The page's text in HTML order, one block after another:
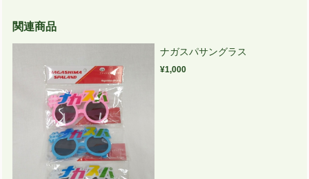
関連商品
ナガスパサングラス
¥1,000